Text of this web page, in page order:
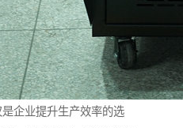
企业提升生产效率的选